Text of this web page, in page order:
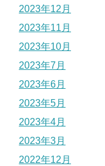
2023年12月
2023年11月
2023年10月
2023年7月
2023年6月
2023年5月
2023年4月
2023年3月
2022年12月